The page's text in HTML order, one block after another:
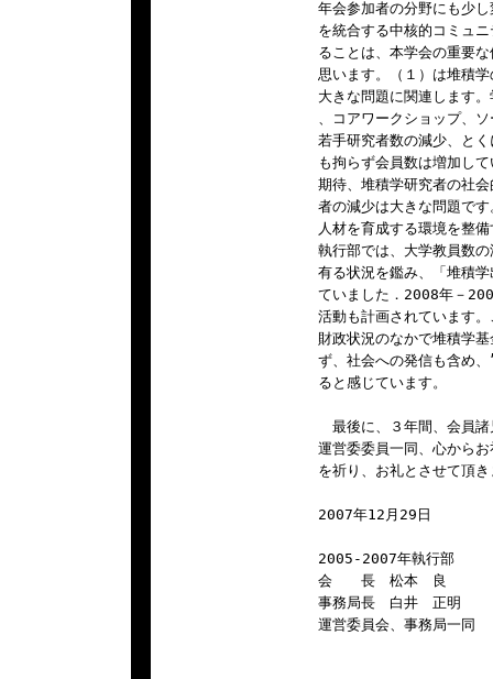
年会参加者の分野にも少
を統合する中核的コミュ
ることは、本学会の重要
思います。（１）は堆積
大きな問題に関連します
、コアワークショップ、
若手研究者数の減少、と
も拘らず会員数は増加し
期待、堆積学研究者の社
者の減少は大きな問題で
人材を育成する環境を整
執行部では、大学教員数
有る状況を鑑み、「堆積
ていました．2008年－
活動も計画されています
財政状況のなかで堆積学
ず、社会への発信も含め
ると感じています。
最後に、３年間、会員諸
運営委委員一同、心から
を祈り、お礼とさせて頂
2007年12月29日
2005-2007年執行部
会　　長　松本　良
事務局長　白井　正明
運営委員会、事務局一同